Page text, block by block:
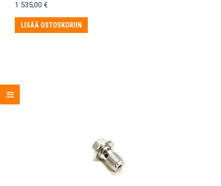
1 535,00 €
LISÄÄ OSTOSKORIIN